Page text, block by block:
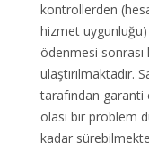
kontrollerden
hizmet uygunluğu)
ödenmesi sonrası
ulaştırılmaktadır.
tarafından
olası bir problem
kadar